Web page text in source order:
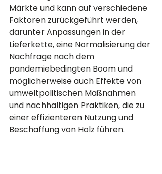
Märkte und kann auf verschiedene
Faktoren zurückgeführt werden,
darunter Anpassungen in der
Lieferkette, eine Normalisierung der
Nachfrage nach dem
pandemiebedingten Boom und
möglicherweise auch Effekte von
umweltpolitischen Maßnahmen
und nachhaltigen Praktiken, die zu
einer effizienteren Nutzung und
Beschaffung von Holz führen.